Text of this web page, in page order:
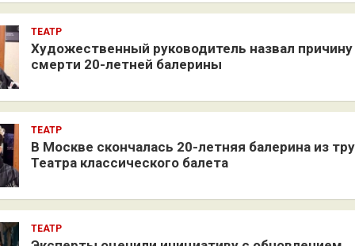
ТЕАТР
Художественный руководитель назвал причину
смерти 20-летней балерины
ТЕАТР
В Москве скончалась 20-летняя балерина из
Театра классического балета
ТЕАТР